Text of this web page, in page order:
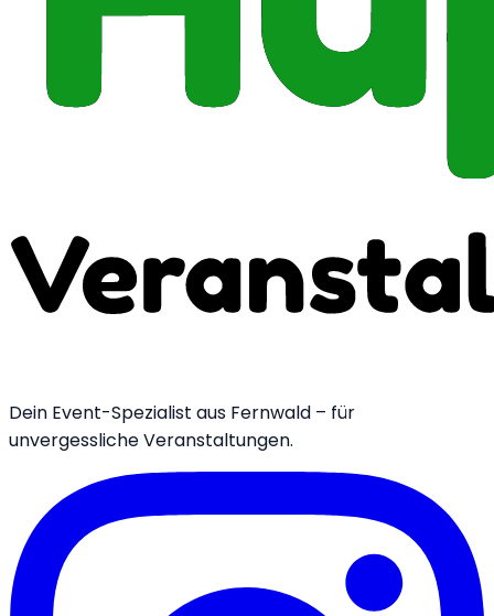
Dein Event-Spezialist aus Fernwald – für
unvergessliche Veranstaltungen.